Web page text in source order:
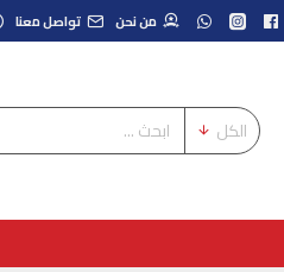
من نحن تواصل معنا
الكل